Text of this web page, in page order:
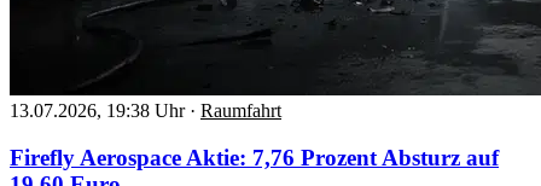
13.07.2026, 19:38 Uhr · Raumfahrt
Firefly Aerospace Aktie: 7,76 Prozent Absturz auf